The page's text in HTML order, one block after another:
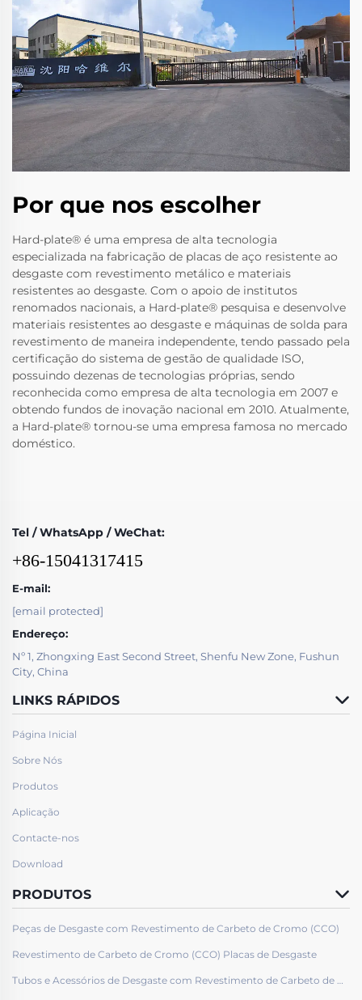
Por que nos escolher
Hard-plate® é uma empresa de alta tecnologia
especializada na fabricação de placas de aço resistente ao
desgaste com revestimento metálico e materiais
resistentes ao desgaste. Com o apoio de institutos
renomados nacionais, a Hard-plate® pesquisa e desenvolve
materiais resistentes ao desgaste e máquinas de solda para
revestimento de maneira independente, tendo passado pela
certificação do sistema de gestão de qualidade ISO,
possuindo dezenas de tecnologias próprias, sendo
reconhecida como empresa de alta tecnologia em 2007 e
obtendo fundos de inovação nacional em 2010. Atualmente,
a Hard-plate® tornou-se uma empresa famosa no mercado
doméstico.
Tel / WhatsApp / WeChat:
+86-15041317415
E-mail:
[email protected]
Endereço:
Nº 1, Zhongxing East Second Street, Shenfu New Zone, Fushun
City, China
LINKS RÁPIDOS
Página Inicial
Sobre Nós
Produtos
Aplicação
Contacte-nos
Download
PRODUTOS
Peças de Desgaste com Revestimento de Carbeto de Cromo (CCO)
Revestimento de Carbeto de Cromo (CCO) Placas de Desgaste